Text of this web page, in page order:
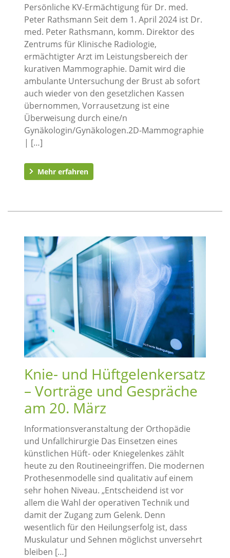
Persönliche KV-Ermächtigung für Dr. med.
Peter Rathsmann Seit dem 1. April 2024 ist Dr.
med. Peter Rathsmann, komm. Direktor des
Zentrums für Klinische Radiologie,
ermächtigter Arzt im Leistungsbereich der
kurativen Mammographie. Damit wird die
ambulante Untersuchung der Brust ab sofort
auch wieder von den gesetzlichen Kassen
übernommen, Vorrausetzung ist eine
Überweisung durch eine/n
Gynäkologin/Gynäkologen.2D-Mammographie
| […]
Mehr erfahren
Knie- und Hüftgelenkersatz
– Vorträge und Gespräche
am 20. März
Informationsveranstaltung der Orthopädie
und Unfallchirurgie Das Einsetzen eines
künstlichen Hüft- oder Kniegelenkes zählt
heute zu den Routineeingriffen. Die modernen
Prothesenmodelle sind qualitativ auf einem
sehr hohen Niveau. „Entscheidend ist vor
allem die Wahl der operativen Technik und
damit der Zugang zum Gelenk. Denn
wesentlich für den Heilungserfolg ist, dass
Muskulatur und Sehnen möglichst unversehrt
bleiben […]